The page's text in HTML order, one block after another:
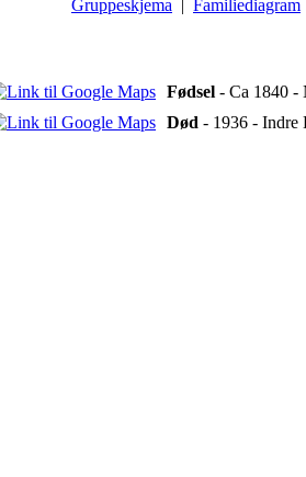
Gruppeskjema | Familiediagram
Fødsel - Ca 1840 -
Død - 1936 - Indre